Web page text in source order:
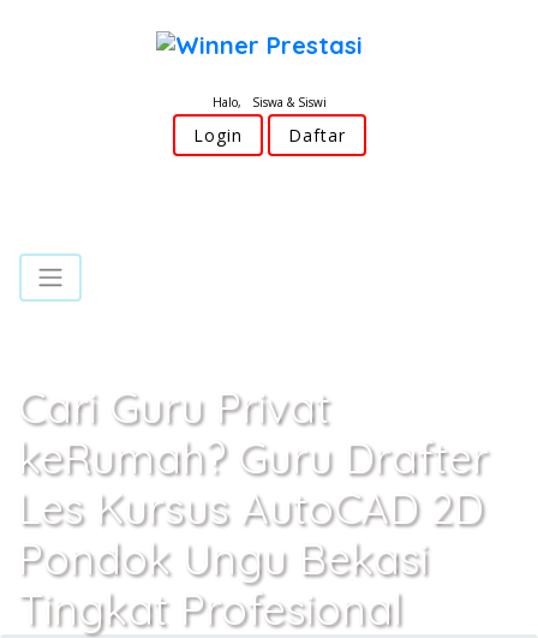
Halo, Siswa & Siswi
Login Daftar
Cari Guru Privat
keRumah? Guru Drafter
Les Kursus AutoCAD 2D
Pondok Ungu Bekasi
Tingkat Profesional